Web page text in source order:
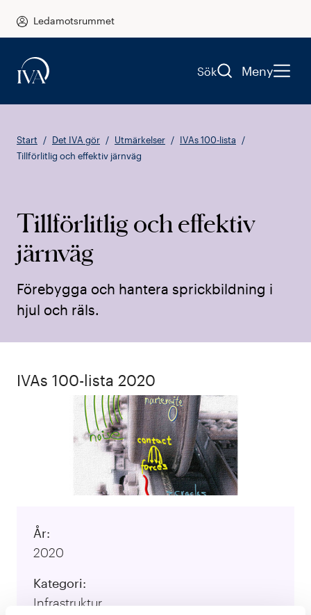
Ledamotsrummet
Sök Meny
Start Det IVA gör Utmärkelser
IVAs 100-lista
Tillförlitlig och effektiv järnväg
Tillförlitlig och effektiv
järnväg
Förebygga och hantera sprickbildning i
hjul och räls.
IVAs 100-lista 2020
År:
2020
Kategori:
Infrastruktur